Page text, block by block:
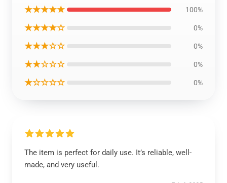
★★★★★ 100%
★★★★☆ 0%
★★★☆☆ 0%
★★☆☆☆ 0%
★☆☆☆☆ 0%
The item is perfect for daily use. It’s reliable, well-
made, and very useful.